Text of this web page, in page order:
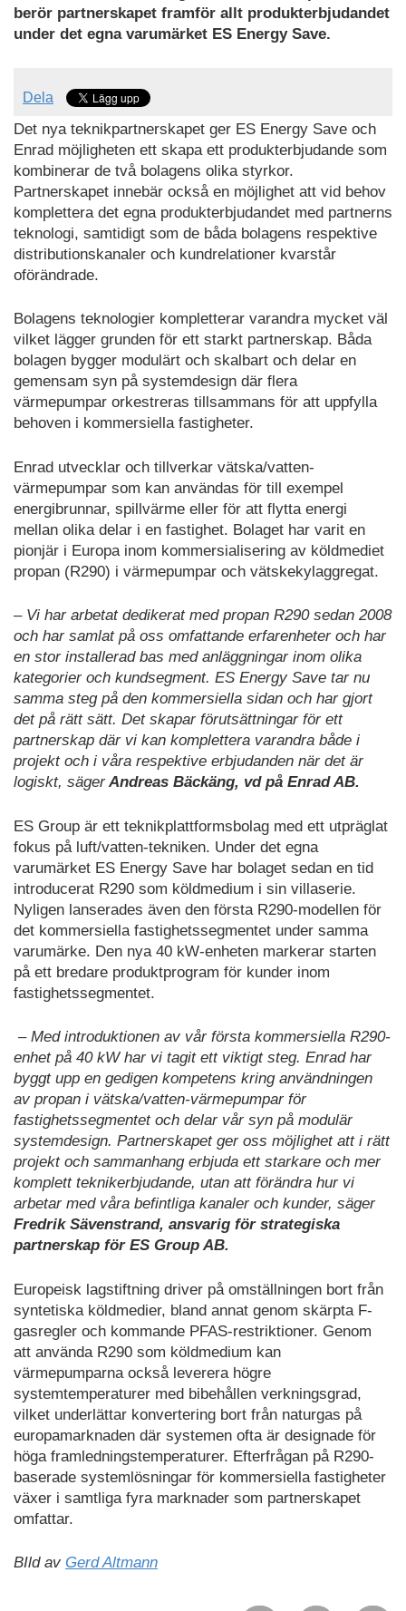
berör partnerskapet framför allt produkterbjudandet
under det egna varumärket ES Energy Save.
Dela
Det nya teknikpartnerskapet ger ES Energy Save och
Enrad möjligheten ett skapa ett produkterbjudande som
kombinerar de två bolagens olika styrkor.
Partnerskapet innebär också en möjlighet att vid behov
komplettera det egna produkterbjudandet med partnerns
teknologi, samtidigt som de båda bolagens respektive
distributionskanaler och kundrelationer kvarstår
oförändrade.
Bolagens teknologier kompletterar varandra mycket väl
vilket lägger grunden för ett starkt partnerskap. Båda
bolagen bygger modulärt och skalbart och delar en
gemensam syn på systemdesign där flera
värmepumpar orkestreras tillsammans för att uppfylla
behoven i kommersiella fastigheter.
Enrad utvecklar och tillverkar vätska/vatten-
värmepumpar som kan användas för till exempel
energibrunnar, spillvärme eller för att flytta energi
mellan olika delar i en fastighet. Bolaget har varit en
pionjär i Europa inom kommersialisering av köldmediet
propan (R290) i värmepumpar och vätskekylaggregat.
– Vi har arbetat dedikerat med propan R290 sedan 2008
och har samlat på oss omfattande erfarenheter och har
en stor installerad bas med anläggningar inom olika
kategorier och kundsegment. ES Energy Save tar nu
samma steg på den kommersiella sidan och har gjort
det på rätt sätt. Det skapar förutsättningar för ett
partnerskap där vi kan komplettera varandra både i
projekt och i våra respektive erbjudanden när det är
logiskt, sägerAndreas Bäckäng, vd på Enrad AB.
ES Group är ett teknikplattformsbolag med ett utpräglat
fokus på luft/vatten-tekniken. Under det egna
varumärket ES Energy Save har bolaget sedan en tid
introducerat R290 som köldmedium i sin villaserie.
Nyligen lanserades även den första R290-modellen för
det kommersiella fastighetssegmentet under samma
varumärke. Den nya 40 kW-enheten markerar starten
på ett bredare produktprogram för kunder inom
fastighetssegmentet.
– Med introduktionen av vår första kommersiella R290-
enhet på 40 kW har vi tagit ett viktigt steg. Enrad har
byggt upp en gedigen kompetens kring användningen
av propan i vätska/vatten-värmepumpar för
fastighetssegmentet och delar vår syn på modulär
systemdesign. Partnerskapet ger oss möjlighet att i rätt
projekt och sammanhang erbjuda ett starkare och mer
komplett teknikerbjudande, utan att förändra hur vi
arbetar med våra befintliga kanaler och kunder, säger
Fredrik Sävenstrand, ansvarig för strategiska
partnerskap för ES Group AB.
Europeisk lagstiftning driver på omställningen bort från
syntetiska köldmedier, bland annat genom skärpta F-
gasregler och kommande PFAS-restriktioner. Genom
att använda R290 som köldmedium kan
värmepumparna också leverera högre
systemtemperaturer med bibehållen verkningsgrad,
vilket underlättar konvertering bort från naturgas på
europamarknaden där systemen ofta är designade för
höga framledningstemperaturer. Efterfrågan på R290-
baserade systemlösningar för kommersiella fastigheter
växer i samtliga fyra marknader som partnerskapet
omfattar.
BIld av Gerd Altmann